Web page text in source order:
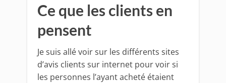
Ce que les clients en
pensent
Je suis allé voir sur les différents sites
d’avis clients sur internet pour voir si
les personnes l’ayant acheté étaient